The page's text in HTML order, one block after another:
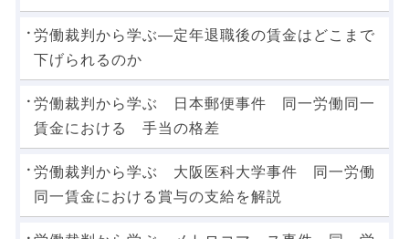
労働裁判から学ぶ―定年退職後の賃金はどこまで
下げられるのか
労働裁判から学ぶ 日本郵便事件 同一労働同一
賃金における 手当の格差
労働裁判から学ぶ 大阪医科大学事件 同一労働
同一賃金における賞与の支給を解説